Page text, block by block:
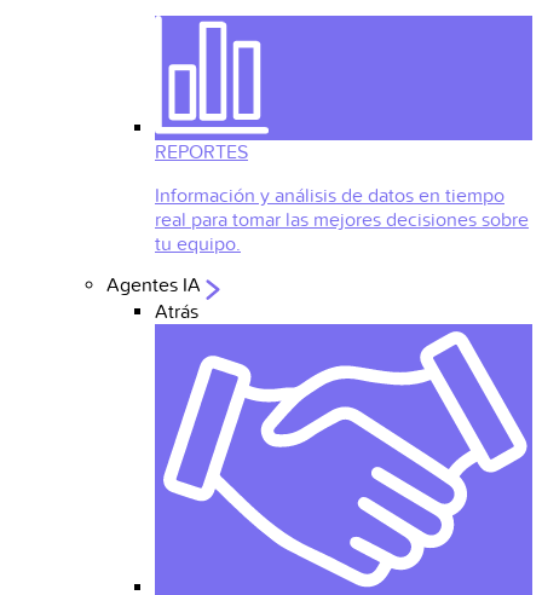
REPORTES
Información y análisis de datos en tiempo
real para tomar las mejores decisiones sobre
tu equipo.
Agentes IA
Atrás